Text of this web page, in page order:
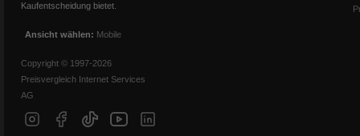
Kaufentscheidung bietet.
Ansicht wählen: Mobile
Copyright © 1997-2026
Preisvergleich Internet Services
AG